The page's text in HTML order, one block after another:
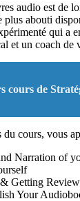
audio est de
abouti
qui a
et un coach
cours de
cours, vous
Narration of
Getting
Your